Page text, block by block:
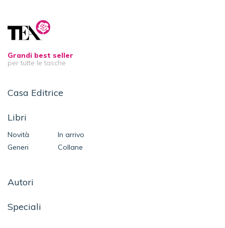
Grandi best seller
per tutte le tasche
Casa Editrice
Libri
Novità
In arrivo
Generi
Collane
Autori
Speciali